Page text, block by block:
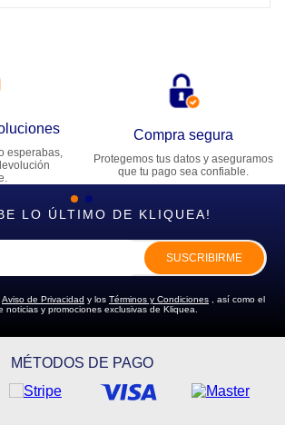
esperabas,
Compra segura
Protegemos tus datos y aseguramos
que tu pago sea confiable.
LO ÚLTIMO DE KLIQUEA!
SUSCRIBIRME
Aviso de Privacidad y los Términos y Condiciones , así como el
noticias y promociones exclusivas de Kliquea.
MÉTODOS DE PAGO